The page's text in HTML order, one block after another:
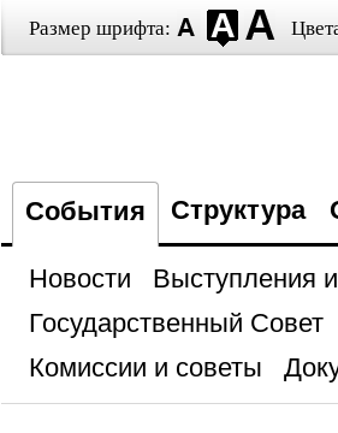
Размер шрифта:
События Структура
Новости Выступления
Государственный Совет
Комиссии и советы